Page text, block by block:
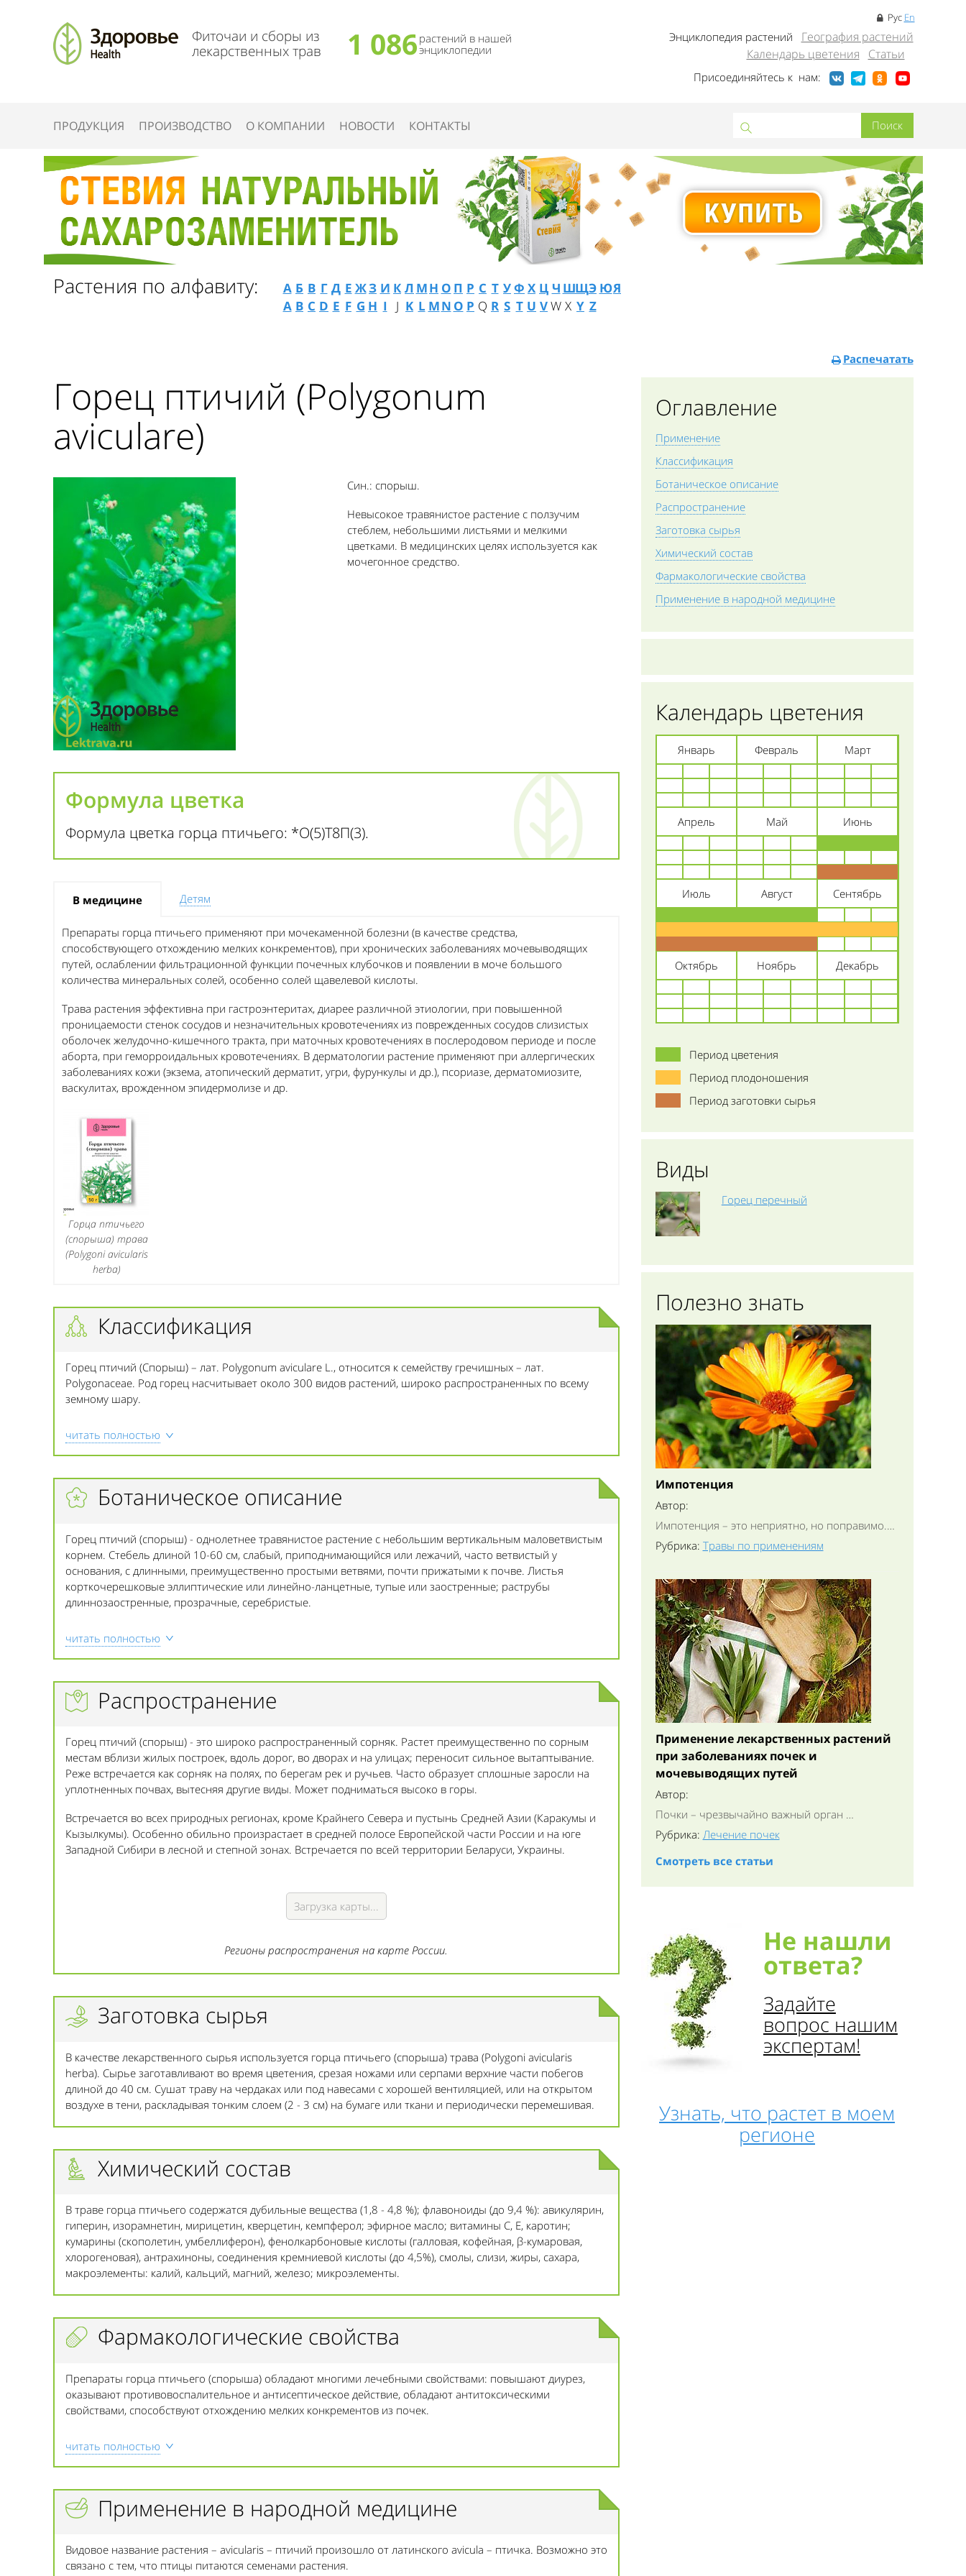
Фиточаи и сборы из
лекарственных трав
1 086 растений в нашей
энциклопедии
Рус En
Энциклопедия растений
География растений
Календарь цветения
Статьи
Присоединяйтесь к нам:
ПРОДУКЦИЯ ПРОИЗВОДСТВО О КОМПАНИИ НОВОСТИ КОНТАКТЫ
Растения по алфавиту: А Б В Г Д Е ЖЗ И К Л МН О П Р С Т УФ Х Ц Ч ШЩЭ ЮЯ
A B C D E F G H I J K L MN O P Q R S T U VW X Y Z
Горец птичий (Polygonum
aviculare)
Cин.: спорыш.
Невысокое травянистое растение с ползучим
стеблем, небольшими листьями и мелкими
цветками. В медицинских целях используется как
мочегонное средство.
Формула цветка
Формула цветка горца птичьего: *О(5)Т8П(3).
В медицине Детям
Препараты горца птичьего применяют при мочекаменной болезни (в качестве средства,
способствующего отхождению мелких конкрементов), при хронических заболеваниях мочевыводящих
путей, ослаблении фильтрационной функции почечных клубочков и появлении в моче большого
количества минеральных солей, особенно солей щавелевой кислоты.
Трава растения эффективна при гастроэнтеритах, диарее различной этиологии, при повышенной
проницаемости стенок сосудов и незначительных кровотечениях из поврежденных сосудов слизистых
оболочек желудочно-кишечного тракта, при маточных кровотечениях в послеродовом периоде и после
аборта, при геморроидальных кровотечениях. В дерматологии растение применяют при аллергических
заболеваниях кожи (экзема, атопический дерматит, угри, фурункулы и др.), псориазе, дерматомиозите,
васкулитах, врожденном эпидермолизе и др.
Горца птичьего
(спорыша) трава
(Polygoni avicularis
herba)
Классификация
Горец птичий (Спорыш) – лат. Polygonum aviculare L., относится к семейству гречишных – лат.
Polygonaceae. Род горец насчитывает около 300 видов растений, широко распространенных по всему
земному шару.
читать полностью
Ботаническое описание
Горец птичий (спорыш) - однолетнее травянистое растение с небольшим вертикальным маловетвистым
корнем. Стебель длиной 10-60 см, слабый, приподнимающийся или лежачий, часто ветвистый у
основания, с длинными, преимущественно простыми ветвями, почти прижатыми к почве. Листья
корткочерешковые эллиптические или линейно-ланцетные, тупые или заостренные; раструбы
длиннозаостренные, прозрачные, серебристые.
читать полностью
Распространение
Горец птичий (спорыш) - это широко распространенный сорняк. Растет преимущественно по сорным
местам вблизи жилых построек, вдоль дорог, во дворах и на улицах; переносит сильное вытаптывание.
Реже встречается как сорняк на полях, по берегам рек и ручьев. Часто образует сплошные заросли на
уплотненных почвах, вытесняя другие виды. Может подниматься высоко в горы.
Встречается во всех природных регионах, кроме Крайнего Севера и пустынь Средней Азии (Каракумы и
Кызылкумы). Особенно обильно произрастает в средней полосе Европейской части России и на юге
Западной Сибири в лесной и степной зонах. Встречается по всей территории Беларуси, Украины.
Загрузка карты...
Регионы распространения на карте России.
Заготовка сырья
В качестве лекарственного сырья используется горца птичьего (спорыша) трава (Polygoni avicularis
herba). Сырье заготавливают во время цветения, срезая ножами или серпами верхние части побегов
длиной до 40 см. Сушат траву на чердаках или под навесами с хорошей вентиляцией, или на открытом
воздухе в тени, раскладывая тонким слоем (2 - 3 см) на бумаге или ткани и периодически перемешивая.
Химический состав
В траве горца птичьего содержатся дубильные вещества (1,8 - 4,8 %); флавоноиды (до 9,4 %): авикулярин,
гиперин, изорамнетин, мирицетин, кверцетин, кемпферол; эфирное масло; витамины С, Е, каротин;
кумарины (скополетин, умбеллиферон), фенолкарбоновые кислоты (галловая, кофейная, β-кумаровая,
хлорогеновая), антрахиноны, соединения кремниевой кислоты (до 4,5%), смолы, слизи, жиры, сахара,
макроэлементы: калий, кальций, магний, железо; микроэлементы.
Фармакологические свойства
Препараты горца птичьего (спорыша) обладают многими лечебными свойствами: повышают диурез,
оказывают противовоспалительное и антисептическое действие, обладают антитоксическими
свойствами, способствуют отхождению мелких конкрементов из почек.
читать полностью
Применение в народной медицине
Видовое название растения – avicularis – птичий произошло от латинского avicula – птичка. Возможно это
связано с тем, что птицы питаются семенами растения.
Распечатать
Оглавление
Применение
Классификация
Ботаническое описание
Распространение
Заготовка сырья
Химический состав
Фармакологические свойства
Применение в народной медицине
Календарь цветения
Январь Февраль Март
Апрель Май Июнь
Июль Август Сентябрь
Октябрь Ноябрь Декабрь
Период цветения
Период плодоношения
Период заготовки сырья
Виды
Горец перечный
Полезно знать
Импотенция
Автор:
Импотенция – это неприятно, но поправимо.…
Рубрика: Травы по применениям
Применение лекарственных растений
при заболеваниях почек и
мочевыводящих путей
Автор:
Почки – чрезвычайно важный орган …
Рубрика: Лечение почек
Смотреть все статьи
Не нашли
ответа?
Задайте
вопрос нашим
экспертам!
Узнать, что растет в моем
регионе